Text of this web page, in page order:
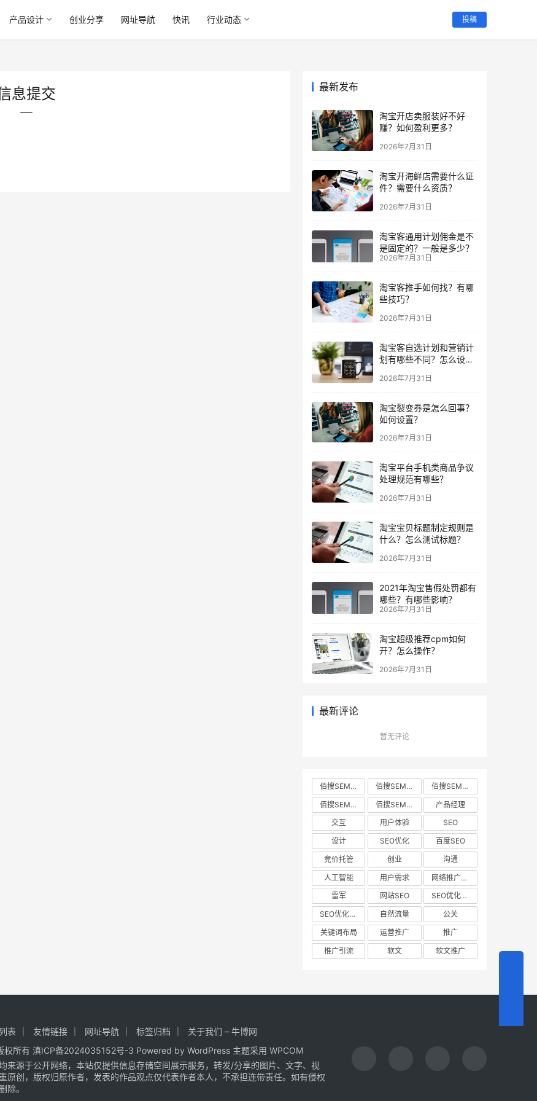
产品设计 创业分享 网址导航 快讯 行业动态 投稿
息提交 最新发布
淘宝开店卖服装好不好
赚？如何盈利更多？
2026年7月31日
淘宝开海鲜店需要什么证
件？需要什么资质？
2026年7月31日
淘宝客通用计划佣金是不
是固定的？一般是多少？
2026年7月31日
淘宝客推手如何找？有哪
些技巧？
2026年7月31日
淘宝客自选计划和营销计
划有哪些不同？怎么设
2026年7月31日
淘宝裂变券是怎么回事？
如何设置？
2026年7月31日
淘宝平台手机类商品争议
处理规范有哪些？
2026年7月31日
淘宝宝贝标题制定规则是
什么？怎么测试标题？
2026年7月31日
2021年淘宝售假处罚都有
哪些？有哪些影响？
2026年7月31日
淘宝超级推荐cpm如何
开？怎么操作？
2026年7月31日
最新评论
暂无评论
佰搜SEM • 2022年5月9日 下午6:03 • 电商运营 佰搜SEM • 2022年5月9日 下午6:02 • 电商运营
佰搜SEM • 2022年5月9日 下午6:04 • 电商运营
佰搜SEM • 2022年5月9日 下午6:01 • 电商运营
佰搜SEM • 2022年5月9日 下午6:00 • 电商运营
产品经理
交互
用户体验
SEO
设计
SEO优化
百度SEO
竞价托管
创业
沟通
人工智能
用户需求
网络推广营销
雷军
网站SEO
SEO优化步骤
SEO优化规划
自然流量
公关
关键词布局
运营推广
推广
推广引流
软文 软文推广
表 友情链接 网址导航 标签归档
关于我们 – 牛博网
权所有滇ICP备2024035152号-3 Powered by WordPress 主题采用 WPCOM
来源于公开网络，本站仅提供信息存储空间展示服务，转发/分享的图片、文字、视
原创，版权归原作者，发表的作品观点仅代表作者本人，不承担连带责任。如有侵权
除。